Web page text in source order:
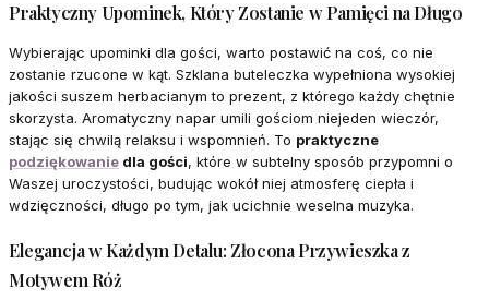
Praktyczny Upominek, Który Zostanie w Pamięci na Długo
Wybierając upominki dla gości, warto postawić na coś, co nie
zostanie rzucone w kąt. Szklana buteleczka wypełniona wysokiej
jakości suszem herbacianym to prezent, z którego każdy chętnie
skorzysta. Aromatyczny napar umili gościom niejeden wieczór,
stając się chwilą relaksu i wspomnień. To praktyczne
podziękowanie dla gości, które w subtelny sposób przypomni o
Waszej uroczystości, budując wokół niej atmosferę ciepła i
wdzięczności, długo po tym, jak ucichnie weselna muzyka.
Elegancja w Każdym Detalu: Złocona Przywieszka z
Motywem Róż